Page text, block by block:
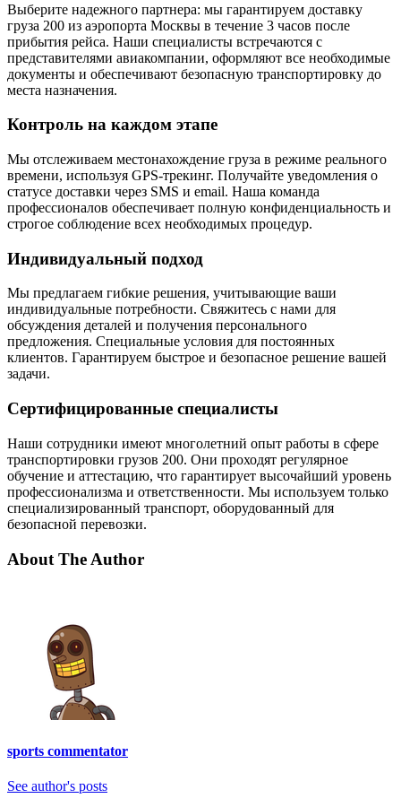
Выберите надежного партнера: мы гарантируем доставку
груза 200 из аэропорта Москвы в течение 3 часов после
прибытия рейса. Наши специалисты встречаются с
представителями авиакомпании, оформляют все необходимые
документы и обеспечивают безопасную транспортировку до
места назначения.
Контроль на каждом этапе
Мы отслеживаем местонахождение груза в режиме реального
времени, используя GPS-трекинг. Получайте уведомления о
статусе доставки через SMS и email. Наша команда
профессионалов обеспечивает полную конфиденциальность и
строгое соблюдение всех необходимых процедур.
Индивидуальный подход
Мы предлагаем гибкие решения, учитывающие ваши
индивидуальные потребности. Свяжитесь с нами для
обсуждения деталей и получения персонального
предложения. Специальные условия для постоянных
клиентов. Гарантируем быстрое и безопасное решение вашей
задачи.
Сертифицированные специалисты
Наши сотрудники имеют многолетний опыт работы в сфере
транспортировки грузов 200. Они проходят регулярное
обучение и аттестацию, что гарантирует высочайший уровень
профессионализма и ответственности. Мы используем только
специализированный транспорт, оборудованный для
безопасной перевозки.
About The Author
sports commentator
See author's posts